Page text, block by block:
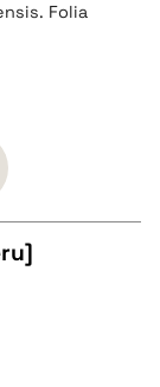
Folia